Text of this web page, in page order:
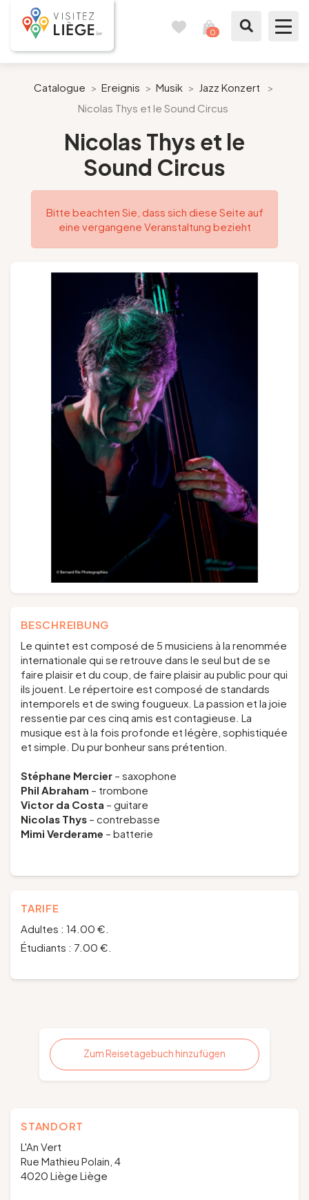
0
Wie ein Bürger von Lüttich
Meinen Aufenthalt vorbereiten
Unsere Vorschläge
Stadt Lüttich
Folgen Sie uns
Gruppen und Reiseveranstalter
DE
Catalogue > Ereignis > Musik > Jazz Konzert
>
Nicolas Thys et le Sound Circus
Nicolas Thys et le
Sound Circus
Bitte beachten Sie, dass sich diese Seite auf
eine vergangene Veranstaltung bezieht
BESCHREIBUNG
Le quintet est composé de 5 musiciens à la renommée
internationale qui se retrouve dans le seul but de se
faire plaisir et du coup, de faire plaisir au public pour qui
ils jouent. Le répertoire est composé de standards
intemporels et de swing fougueux. La passion et la joie
ressentie par ces cinq amis est contagieuse. La
musique est à la fois profonde et légère, sophistiquée
et simple. Du pur bonheur sans prétention.
Stéphane Mercier – saxophone
Phil Abraham – trombone
Victor da Costa – guitare
Nicolas Thys – contrebasse
Mimi Verderame – batterie
TARIFE
Adultes : 14.00 €.
Étudiants : 7.00 €.
Zum Reisetagebuch hinzufügen
STANDORT
L'An Vert
Rue Mathieu Polain, 4
4020 Liège Liège